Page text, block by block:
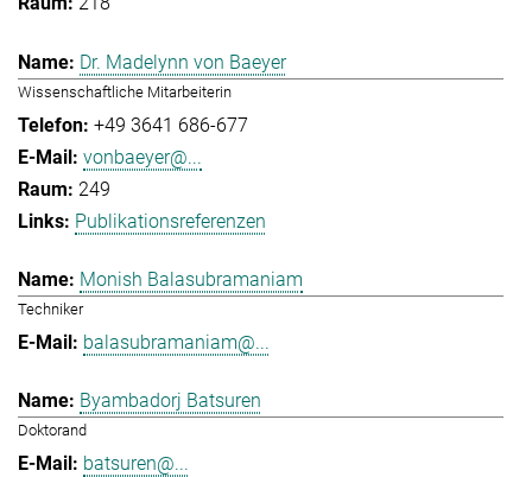
Dr. Madelynn von Baeyer
Wissenschaftliche Mitarbeiterin
+49 3641 686-677
vonbaeyer@...
249
Publikationsreferenzen
Monish Balasubramaniam
Techniker
balasubramaniam@...
Byambadorj Batsuren
Doktorand
batsuren@...